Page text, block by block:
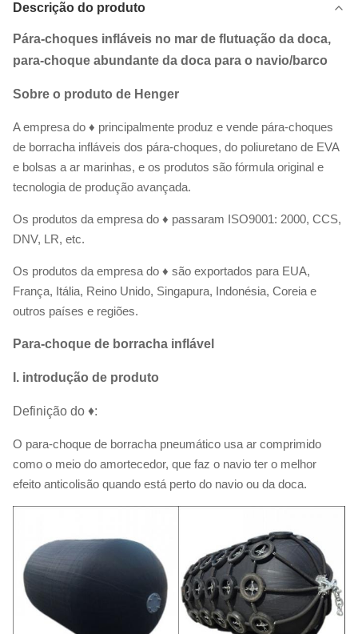
Descrição do produto
Pára-choques infláveis no mar de flutuação da doca,
para-choque abundante da doca para o navio/barco
Sobre o produto de Henger
A empresa do ♦ principalmente produz e vende pára-choques
de borracha infláveis dos pára-choques, do poliuretano de EVA
e bolsas a ar marinhas, e os produtos são fórmula original e
tecnologia de produção avançada.
Os produtos da empresa do ♦ passaram ISO9001: 2000, CCS,
DNV, LR, etc.
Os produtos da empresa do ♦ são exportados para EUA,
França, Itália, Reino Unido, Singapura, Indonésia, Coreia e
outros países e regiões.
Para-choque de borracha inflável
I. introdução de produto
Definição do ♦:
O para-choque de borracha pneumático usa ar comprimido
como o meio do amortecedor, que faz o navio ter o melhor
efeito anticolisão quando está perto do navio ou da doca.